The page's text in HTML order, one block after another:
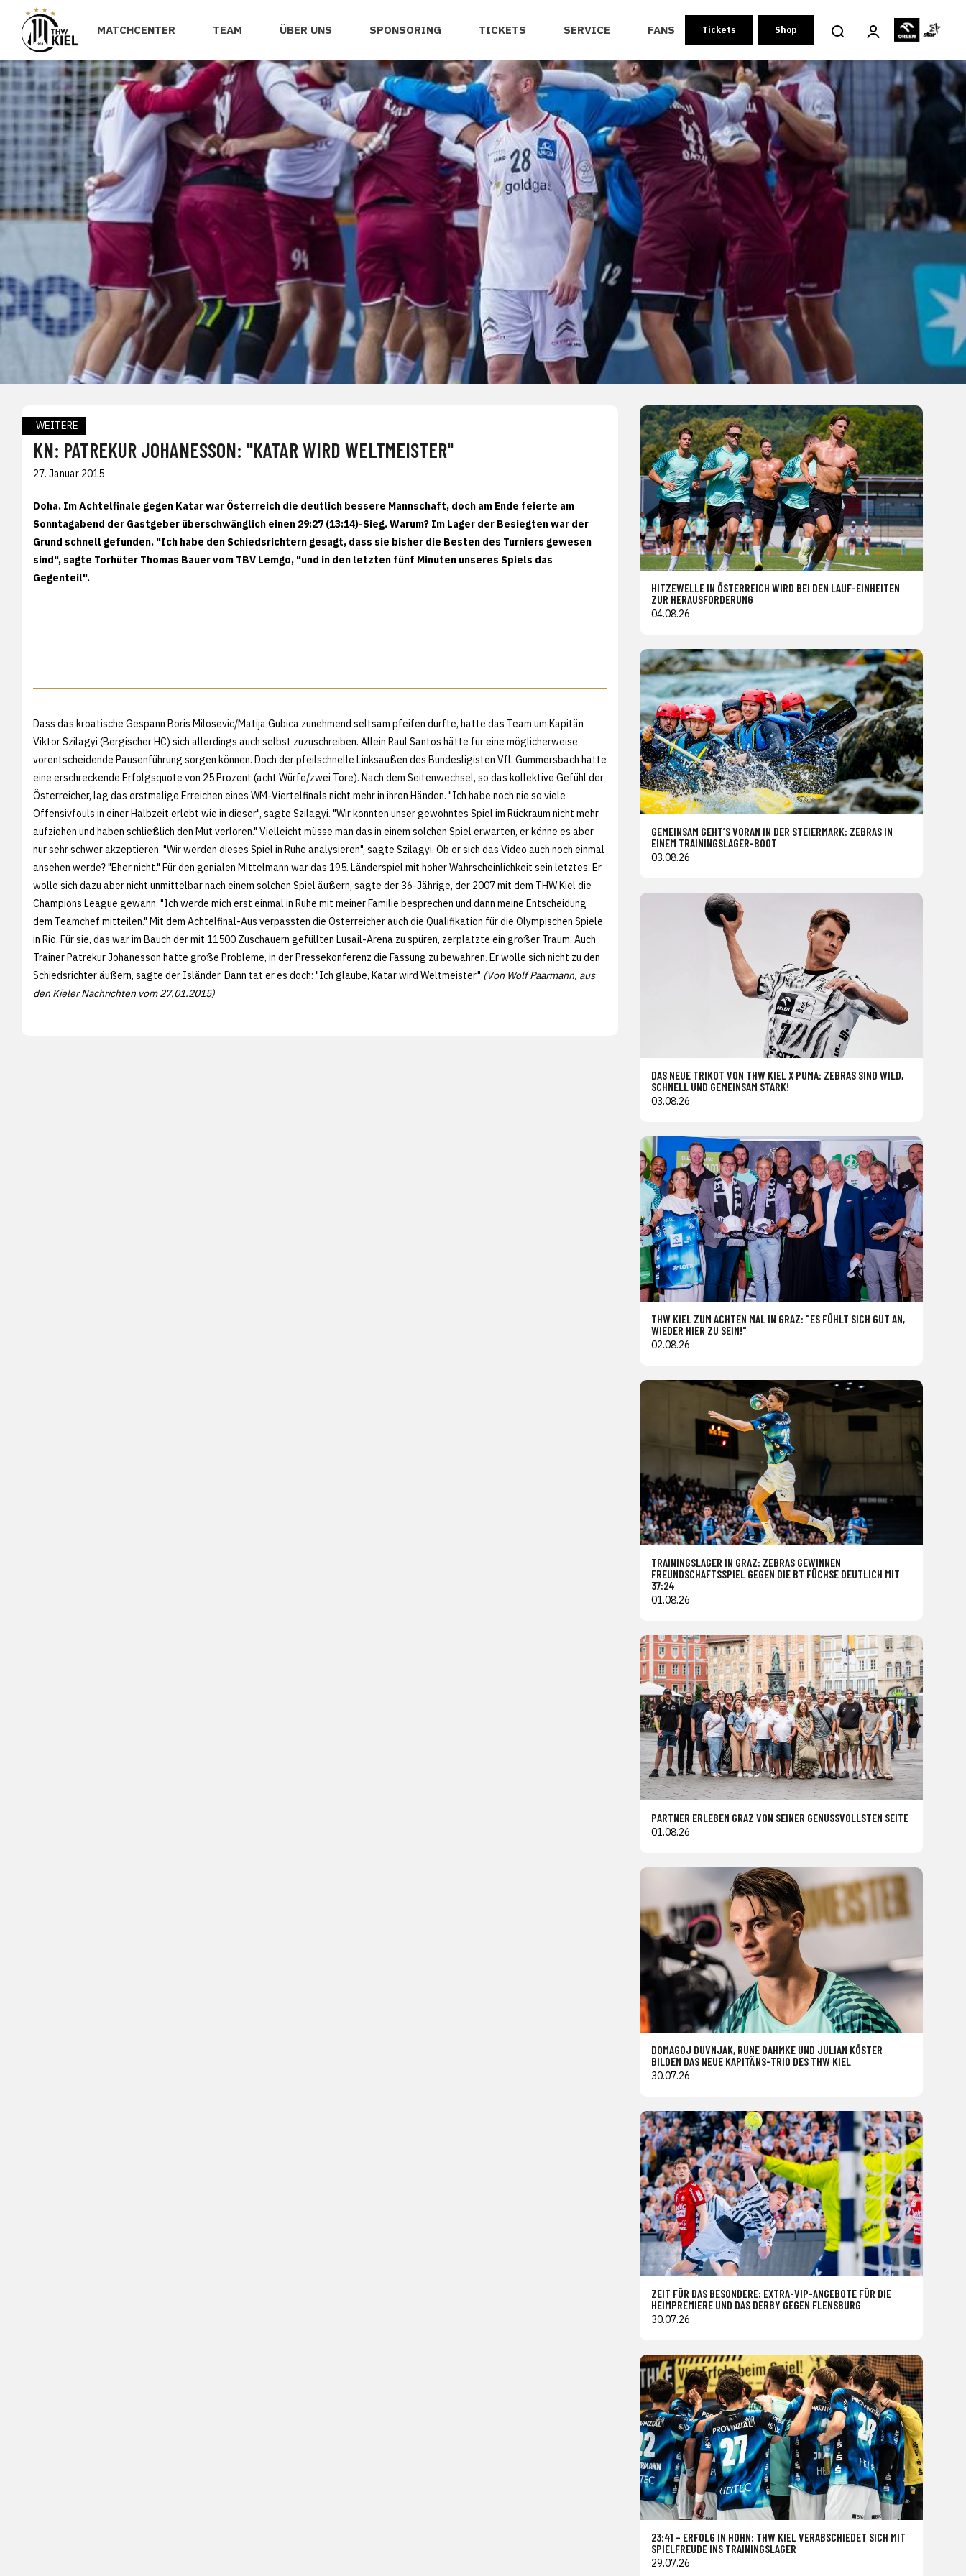
MATCHCENTER TEAM ÜBER UNS SPONSORING TICKETS SERVICE FANS Tickets Shop
WEITERE
KN: PATREKUR JOHANESSON: "KATAR WIRD WELTMEISTER"
27. Januar 2015
Doha. Im Achtelfinale gegen Katar war Österreich die deutlich bessere Mannschaft, doch am Ende feierte am
Sonntagabend der Gastgeber überschwänglich einen 29:27 (13:14)-Sieg. Warum? Im Lager der Besiegten war der
Grund schnell gefunden. "Ich habe den Schiedsrichtern gesagt, dass sie bisher die Besten des Turniers gewesen
sind", sagte Torhüter Thomas Bauer vom TBV Lemgo, "und in den letzten fünf Minuten unseres Spiels das
Gegenteil".
Dass das kroatische Gespann Boris Milosevic/Matija Gubica zunehmend seltsam pfeifen durfte, hatte das Team um Kapitän
Viktor Szilagyi (Bergischer HC) sich allerdings auch selbst zuzuschreiben. Allein Raul Santos hätte für eine möglicherweise
vorentscheidende Pausenführung sorgen können. Doch der pfeilschnelle Linksaußen des Bundesligisten VfL Gummersbach hatte
eine erschreckende Erfolgsquote von 25 Prozent (acht Würfe/zwei Tore). Nach dem Seitenwechsel, so das kollektive Gefühl der
Österreicher, lag das erstmalige Erreichen eines WM-Viertelfinals nicht mehr in ihren Händen. "Ich habe noch nie so viele
Offensivfouls in einer Halbzeit erlebt wie in dieser", sagte Szilagyi. "Wir konnten unser gewohntes Spiel im Rückraum nicht mehr
aufziehen und haben schließlich den Mut verloren." Vielleicht müsse man das in einem solchen Spiel erwarten, er könne es aber
nur sehr schwer akzeptieren. "Wir werden dieses Spiel in Ruhe analysieren", sagte Szilagyi. Ob er sich das Video auch noch einmal
ansehen werde? "Eher nicht." Für den genialen Mittelmann war das 195. Länderspiel mit hoher Wahrscheinlichkeit sein letztes. Er
wolle sich dazu aber nicht unmittelbar nach einem solchen Spiel äußern, sagte der 36-Jährige, der 2007 mit dem THW Kiel die
Champions League gewann. "Ich werde mich erst einmal in Ruhe mit meiner Familie besprechen und dann meine Entscheidung
dem Teamchef mitteilen." Mit dem Achtelfinal-Aus verpassten die Österreicher auch die Qualifikation für die Olympischen Spiele
in Rio. Für sie, das war im Bauch der mit 11500 Zuschauern gefüllten Lusail-Arena zu spüren, zerplatzte ein großer Traum. Auch
Trainer Patrekur Johanesson hatte große Probleme, in der Pressekonferenz die Fassung zu bewahren. Er wolle sich nicht zu den
Schiedsrichter äußern, sagte der Isländer. Dann tat er es doch: "Ich glaube, Katar wird Weltmeister." (Von Wolf Paarmann, aus
den Kieler Nachrichten vom 27.01.2015)
HITZEWELLE IN ÖSTERREICH WIRD BEI DEN LAUF-EINHEITEN
ZUR HERAUSFORDERUNG
04.08.26
GEMEINSAM GEHT’S VORAN IN DER STEIERMARK: ZEBRAS IN
EINEM TRAININGSLAGER-BOOT
03.08.26
DAS NEUE TRIKOT VON THW KIEL X PUMA: ZEBRAS SIND WILD,
SCHNELL UND GEMEINSAM STARK!
03.08.26
THW KIEL ZUM ACHTEN MAL IN GRAZ: "ES FÜHLT SICH GUT AN,
WIEDER HIER ZU SEIN!"
02.08.26
TRAININGSLAGER IN GRAZ: ZEBRAS GEWINNEN
FREUNDSCHAFTSSPIEL GEGEN DIE BT FÜCHSE DEUTLICH MIT
37:24
01.08.26
PARTNER ERLEBEN GRAZ VON SEINER GENUSSVOLLSTEN SEITE
01.08.26
DOMAGOJ DUVNJAK, RUNE DAHMKE UND JULIAN KÖSTER
BILDEN DAS NEUE KAPITÄNS-TRIO DES THW KIEL
30.07.26
ZEIT FÜR DAS BESONDERE: EXTRA-VIP-ANGEBOTE FÜR DIE
HEIMPREMIERE UND DAS DERBY GEGEN FLENSBURG
30.07.26
23:41 – ERFOLG IN HOHN: THW KIEL VERABSCHIEDET SICH MIT
SPIELFREUDE INS TRAININGSLAGER
29.07.26